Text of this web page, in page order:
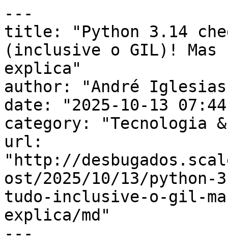
---
title: "Python 3.14
(inclusive o GIL)! Mas
explica"
author: "André
date: "2025-10-13
category: "Tecnologia
url:
"http://
ost/2025/10/13/python-
tudo-inclusive-o-gil-
explica/md"
---